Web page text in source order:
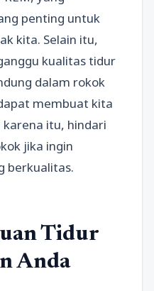
penting untuk
kita. Selain itu,
kualitas tidur
dalam rokok
membuat kita
itu, hindari
jika ingin
berkualitas.
Tidur
Anda